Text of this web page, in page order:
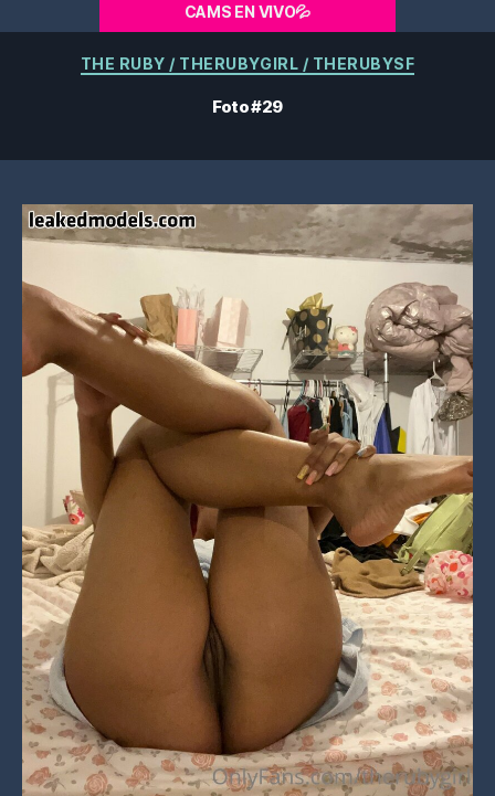
CAMS EN VIVO💦
Categorías
THE RUBY / THERUBYGIRL / THERUBYSF
Foto #29